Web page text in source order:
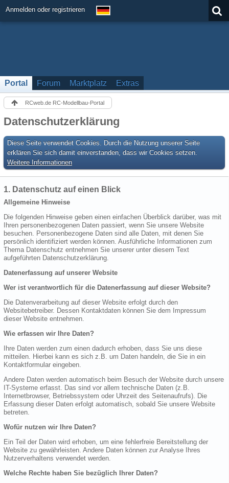
Anmelden oder registrieren
Portal Forum Marktplatz Extras
RCweb.de RC-Modellbau-Portal
Datenschutzerklärung
Diese Seite verwendet Cookies. Durch die Nutzung unserer Seite
erklären Sie sich damit einverstanden, dass wir Cookies setzen.
Weitere Informationen
1. Datenschutz auf einen Blick
Allgemeine Hinweise
Die folgenden Hinweise geben einen einfachen Überblick darüber, was mit
Ihren personenbezogenen Daten passiert, wenn Sie unsere Website
besuchen. Personenbezogene Daten sind alle Daten, mit denen Sie
persönlich identifiziert werden können. Ausführliche Informationen zum
Thema Datenschutz entnehmen Sie unserer unter diesem Text
aufgeführten Datenschutzerklärung.
Datenerfassung auf unserer Website
Wer ist verantwortlich für die Datenerfassung auf dieser Website?
Die Datenverarbeitung auf dieser Website erfolgt durch den
Websitebetreiber. Dessen Kontaktdaten können Sie dem Impressum
dieser Website entnehmen.
Wie erfassen wir Ihre Daten?
Ihre Daten werden zum einen dadurch erhoben, dass Sie uns diese
mitteilen. Hierbei kann es sich z.B. um Daten handeln, die Sie in ein
Kontaktformular eingeben.
Andere Daten werden automatisch beim Besuch der Website durch unsere
IT-Systeme erfasst. Das sind vor allem technische Daten (z.B.
Internetbrowser, Betriebssystem oder Uhrzeit des Seitenaufrufs). Die
Erfassung dieser Daten erfolgt automatisch, sobald Sie unsere Website
betreten.
Wofür nutzen wir Ihre Daten?
Ein Teil der Daten wird erhoben, um eine fehlerfreie Bereitstellung der
Website zu gewährleisten. Andere Daten können zur Analyse Ihres
Nutzerverhaltens verwendet werden.
Welche Rechte haben Sie bezüglich Ihrer Daten?